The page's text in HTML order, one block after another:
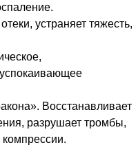
устраняет тяжесть,
Восстанавливает
разрушает тромбы,